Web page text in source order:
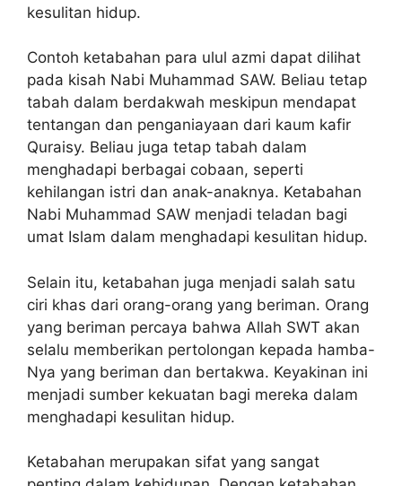
kesulitan hidup.
Contoh ketabahan para ulul azmi dapat dilihat
pada kisah Nabi Muhammad SAW. Beliau tetap
tabah dalam berdakwah meskipun mendapat
tentangan dan penganiayaan dari kaum kafir
Quraisy. Beliau juga tetap tabah dalam
menghadapi berbagai cobaan, seperti
kehilangan istri dan anak-anaknya. Ketabahan
Nabi Muhammad SAW menjadi teladan bagi
umat Islam dalam menghadapi kesulitan hidup.
Selain itu, ketabahan juga menjadi salah satu
ciri khas dari orang-orang yang beriman. Orang
yang beriman percaya bahwa Allah SWT akan
selalu memberikan pertolongan kepada hamba-
Nya yang beriman dan bertakwa. Keyakinan ini
menjadi sumber kekuatan bagi mereka dalam
menghadapi kesulitan hidup.
Ketabahan merupakan sifat yang sangat